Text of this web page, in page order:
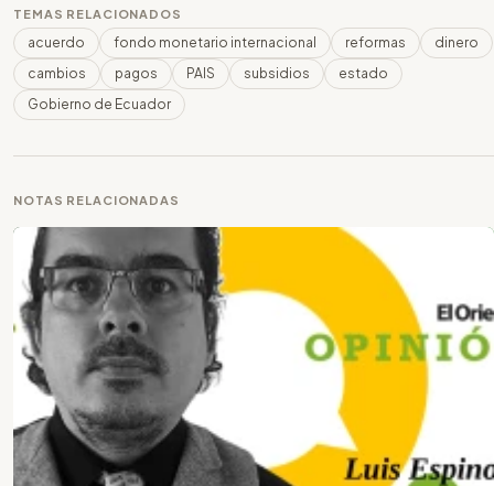
TEMAS RELACIONADOS
acuerdo fondo monetario internacional reformas
dinero
cambios
pagos PAIS subsidios
estado
Gobierno de Ecuador
NOTAS RELACIONADAS